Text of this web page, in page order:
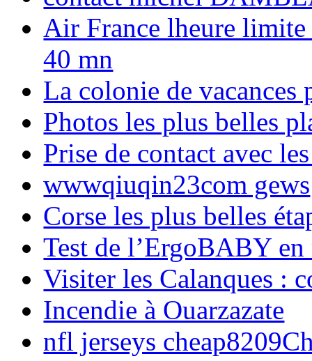
Air France lheure limite
40 mn
La colonie de vacances
Photos les plus belles
Prise de contact avec
wwwqiuqin23com gews
Corse les plus belles
Test de l’ErgoBABY en
Visiter les Calanques :
Incendie à Ouarzazate
nfl jerseys